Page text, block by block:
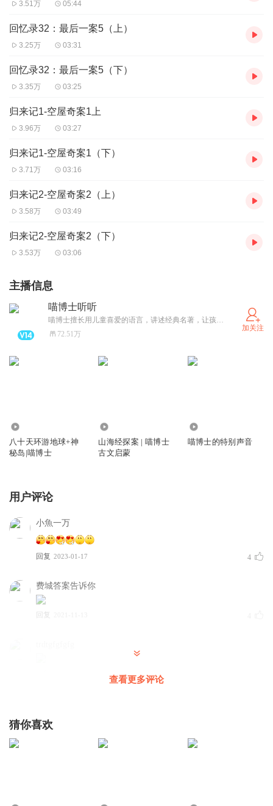
3.51万 05:44
回忆录32：最后一案5（上）
3.25万 03:31
回忆录32：最后一案5（下）
3.35万 03:25
归来记1-空屋奇案1上
3.96万 03:27
归来记1-空屋奇案1（下）
3.71万 03:16
归来记2-空屋奇案2（上）
3.58万 03:49
归来记2-空屋奇案2（下）
3.53万 03:06
主播信息
喵博士听听
喵博士擅长用儿童喜爱的语言，讲述经典名著，让孩子爱上一本又一本名著。加入喵博士微信社群，和主播、主编互动，陪伴孩子共同成长。
72.51万
加关注
八十天环游地球+神
秘岛|喵博士
山海经探案 | 喵博士
古文启蒙
喵博士的特别声音
用户评论
小魚一万
回复 2023-01-17 4
费城答案告诉你
回复
那位神父就是福尔摩斯。
查看更多评论
猜你喜欢